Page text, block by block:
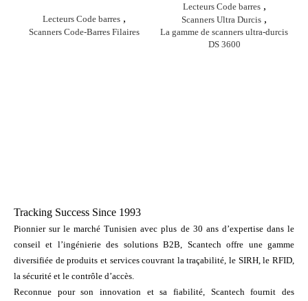
Lecteurs Code barres,
Scanners Code-Barres Filaires
Lecteurs Code barres,
Scanners Ultra Durcis ,
La gamme de scanners ultra-durcis
DS 3600
Tracking Success Since 1993
Pionnier sur le marché Tunisien avec plus de 30 ans d’expertise dans le
conseil et l’ingénierie des solutions B2B, Scantech offre une gamme
diversifiée de produits et services couvrant la traçabilité, le SIRH, le RFID,
la sécurité et le contrôle d’accès.
Reconnue pour son innovation et sa fiabilité, Scantech fournit des